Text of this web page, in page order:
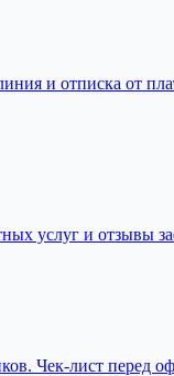
и отписка от
услуг и отзывы
Чек-лист перед